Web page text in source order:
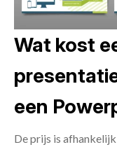
Wat kost
een
De prijs is